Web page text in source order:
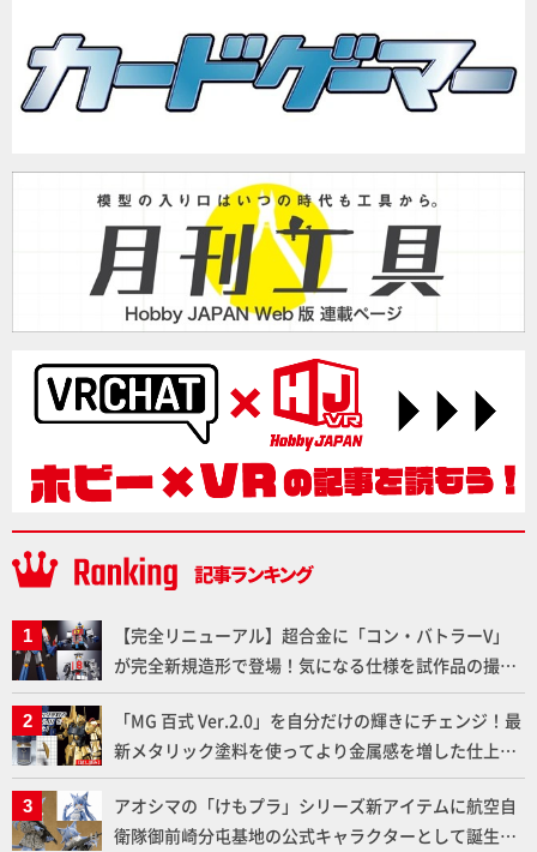
【完全リニューアル】超合金に「コン・バトラーV」
が完全新規造形で登場！気になる仕様を試作品の撮り
下ろしでご紹介!!さらに「大鉄人17」＆「ワンエイ
ト」セット情報もお届け！【超合金の魂】
「MG 百式 Ver.2.0」を自分だけの輝きにチェンジ！最
新メタリック塗料を使ってより金属感を増した仕上が
りに!!【試し読み】
アオシマの「けもプラ」シリーズ新アイテムに航空自
衛隊御前崎分屯基地の公式キャラクターとして誕生し